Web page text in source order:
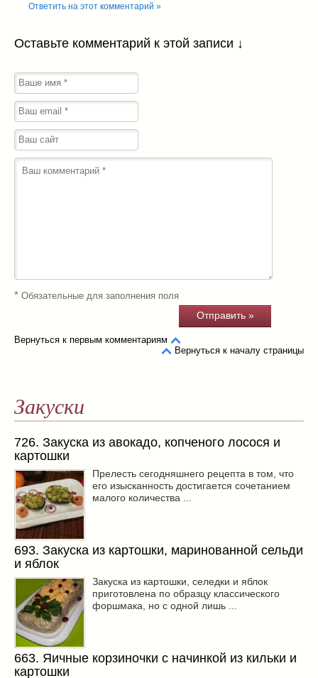
Ответить на этот комментарий »
Оставьте комментарий к этой записи ↓
* Обязательные для заполнения поля
Вернуться к первым комментариям
Вернуться к началу страницы
Закуски
726. Закуска из авокадо, копченого лосося и
картошки
Прелесть сегодняшнего рецепта в том, что
его изысканность достигается сочетанием
малого количества ...
693. Закуска из картошки, маринованной сельди
и яблок
Закуска из картошки, селедки и яблок
приготовлена по образцу классического
форшмака, но с одной лишь ...
663. Яичные корзиночки с начинкой из кильки и
картошки